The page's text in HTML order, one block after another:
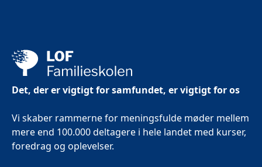
Det, der er vigtigt for samfundet, er vigtigt for os
Vi skaber rammerne for meningsfulde møder mellem
mere end 100.000 deltagere i hele landet med kurser,
foredrag og oplevelser.